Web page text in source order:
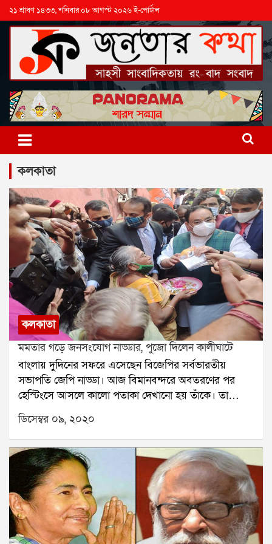
২১ শ্রাবণ ১৪৩৩, শনিবার ০৮ আগস্ট ২০২৬ ই-পোর্টাল
কলকাতা
কলকাতা
মমতার গড়ে জনসংযোগ নাড্ডার, পুজো দিলেন কালীঘাটে
বাংলায় দুদিনের সফরে এসেছেন বিজেপির সর্বভারতীয়
সভাপতি জেপি নাড্ডা। আজ বিমানবন্দরে অবতরণের পর
হেস্টিংসে আসলে কালো পতাকা দেখানো হয় তাঁকে। তা
উপেক্ষা করে অগ্রবাল ভবনে স্থিত দলীয় কার্যালয়ের মধ্য়ে
গঠিত নতুন নির্বাচনী দফতরের উদ্বোধন করেন তিনি। এরপর
যান মুখ্যমন্ত্রীর মমতা বন্দ্যোপাধায়ের গড় ভবানীপুরে। সেখানে
গৃহ সম্পর্ক অভিযানে যোগদান করেন নাড্ডা। গিরিশ মুখার্জি
রোডের বস্তিতে কয়েকটি বাড়িতে গিয়ে আর নয় অন্যায় এর
লিফলেট বিলি করেন সর্বভারতীয় সভাপতি। তবে তাঁর ৪৫টি
বাড়িতে যাওয়ার কথা ছিল। কিন্তু অতিরিক্ত ভিড়ের কারণে
সেই কর্মসূচি বাতিল করা হয়। একেবারে কাছ থেকে জেপি
নাড্ডাকে দেখে উচ্ছ্বসিত বস্তিবাসীরা। নাড্ডা তাদের সমস্যার
ডিসেম্বর ০৯, ২০২০